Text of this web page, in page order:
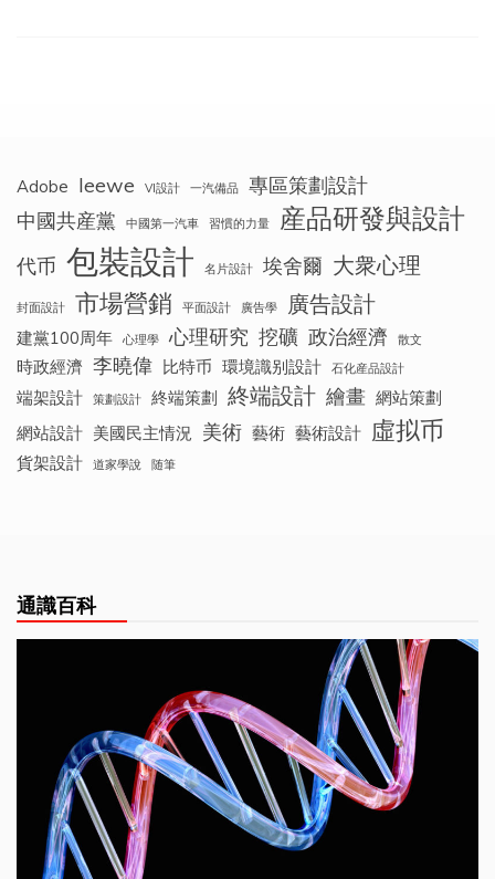
Adobe leewe VI設計 一汽備品
專區策劃設計
中國共産黨
中國第一汽車 習慣的力量 産品研發與設計
代币 包裝設計 名片設計 埃舍爾 大衆心理
封面設計 市場營銷 平面設計 廣告學 廣告設計
建黨100周年 心理學 心理研究 挖礦 政治經濟 散文
時政經濟 李曉偉 比特币 環境識别設計 石化産品設計
端架設計 策劃設計 終端策劃 終端設計 繪畫 網站策劃
網站設計 美國民主情況 美術 藝術 藝術設計 虛拟币
貨架設計 道家學說 随筆
通識百科